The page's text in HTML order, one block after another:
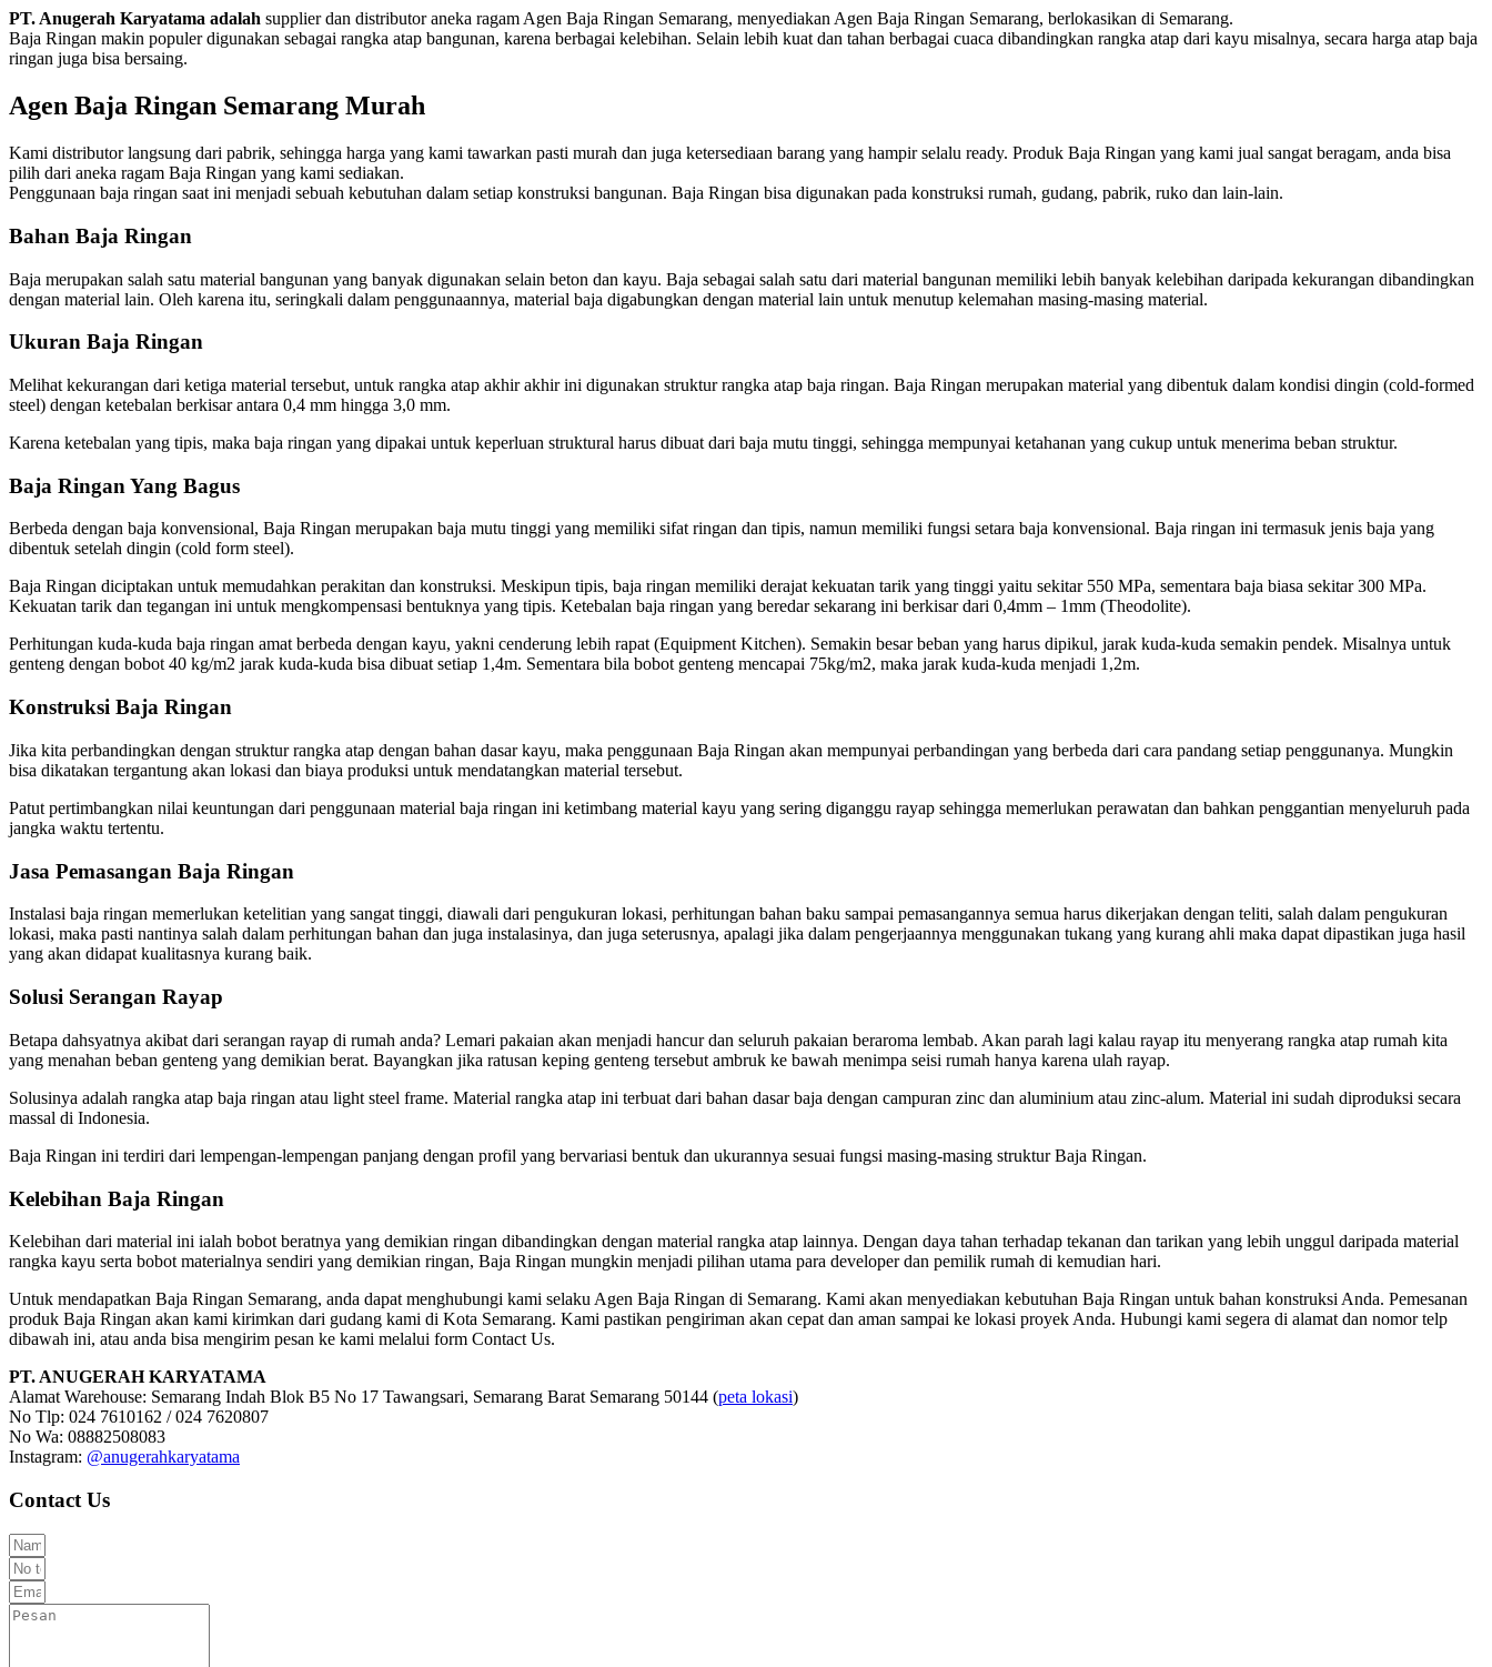
PT. Anugerah Karyatama adalah supplier dan distributor aneka ragam Agen Baja Ringan Semarang, menyediakan Agen Baja Ringan Semarang, berlokasikan di Semarang.
Baja Ringan makin populer digunakan sebagai rangka atap bangunan, karena berbagai kelebihan. Selain lebih kuat dan tahan berbagai cuaca dibandingkan rangka atap dari kayu misalnya, secara harga atap baja
ringan juga bisa bersaing.
Agen Baja Ringan Semarang Murah
Kami distributor langsung dari pabrik, sehingga harga yang kami tawarkan pasti murah dan juga ketersediaan barang yang hampir selalu ready. Produk Baja Ringan yang kami jual sangat beragam, anda bisa
pilih dari aneka ragam Baja Ringan yang kami sediakan.
Penggunaan baja ringan saat ini menjadi sebuah kebutuhan dalam setiap konstruksi bangunan. Baja Ringan bisa digunakan pada konstruksi rumah, gudang, pabrik, ruko dan lain-lain.
Bahan Baja Ringan
Baja merupakan salah satu material bangunan yang banyak digunakan selain beton dan kayu. Baja sebagai salah satu dari material bangunan memiliki lebih banyak kelebihan daripada kekurangan dibandingkan
dengan material lain. Oleh karena itu, seringkali dalam penggunaannya, material baja digabungkan dengan material lain untuk menutup kelemahan masing-masing material.
Ukuran Baja Ringan
Melihat kekurangan dari ketiga material tersebut, untuk rangka atap akhir akhir ini digunakan struktur rangka atap baja ringan. Baja Ringan merupakan material yang dibentuk dalam kondisi dingin (cold-formed
steel) dengan ketebalan berkisar antara 0,4 mm hingga 3,0 mm.
Karena ketebalan yang tipis, maka baja ringan yang dipakai untuk keperluan struktural harus dibuat dari baja mutu tinggi, sehingga mempunyai ketahanan yang cukup untuk menerima beban struktur.
Baja Ringan Yang Bagus
Berbeda dengan baja konvensional, Baja Ringan merupakan baja mutu tinggi yang memiliki sifat ringan dan tipis, namun memiliki fungsi setara baja konvensional. Baja ringan ini termasuk jenis baja yang
dibentuk setelah dingin (cold form steel).
Baja Ringan diciptakan untuk memudahkan perakitan dan konstruksi. Meskipun tipis, baja ringan memiliki derajat kekuatan tarik yang tinggi yaitu sekitar 550 MPa, sementara baja biasa sekitar 300 MPa.
Kekuatan tarik dan tegangan ini untuk mengkompensasi bentuknya yang tipis. Ketebalan baja ringan yang beredar sekarang ini berkisar dari 0,4mm – 1mm (Theodolite).
Perhitungan kuda-kuda baja ringan amat berbeda dengan kayu, yakni cenderung lebih rapat (Equipment Kitchen). Semakin besar beban yang harus dipikul, jarak kuda-kuda semakin pendek. Misalnya untuk
genteng dengan bobot 40 kg/m2 jarak kuda-kuda bisa dibuat setiap 1,4m. Sementara bila bobot genteng mencapai 75kg/m2, maka jarak kuda-kuda menjadi 1,2m.
Konstruksi Baja Ringan
Jika kita perbandingkan dengan struktur rangka atap dengan bahan dasar kayu, maka penggunaan Baja Ringan akan mempunyai perbandingan yang berbeda dari cara pandang setiap penggunanya. Mungkin
bisa dikatakan tergantung akan lokasi dan biaya produksi untuk mendatangkan material tersebut.
Patut pertimbangkan nilai keuntungan dari penggunaan material baja ringan ini ketimbang material kayu yang sering diganggu rayap sehingga memerlukan perawatan dan bahkan penggantian menyeluruh pada
jangka waktu tertentu.
Jasa Pemasangan Baja Ringan
Instalasi baja ringan memerlukan ketelitian yang sangat tinggi, diawali dari pengukuran lokasi, perhitungan bahan baku sampai pemasangannya semua harus dikerjakan dengan teliti, salah dalam pengukuran
lokasi, maka pasti nantinya salah dalam perhitungan bahan dan juga instalasinya, dan juga seterusnya, apalagi jika dalam pengerjaannya menggunakan tukang yang kurang ahli maka dapat dipastikan juga hasil
yang akan didapat kualitasnya kurang baik.
Solusi Serangan Rayap
Betapa dahsyatnya akibat dari serangan rayap di rumah anda? Lemari pakaian akan menjadi hancur dan seluruh pakaian beraroma lembab. Akan parah lagi kalau rayap itu menyerang rangka atap rumah kita
yang menahan beban genteng yang demikian berat. Bayangkan jika ratusan keping genteng tersebut ambruk ke bawah menimpa seisi rumah hanya karena ulah rayap.
Solusinya adalah rangka atap baja ringan atau light steel frame. Material rangka atap ini terbuat dari bahan dasar baja dengan campuran zinc dan aluminium atau zinc-alum. Material ini sudah diproduksi secara
massal di Indonesia.
Baja Ringan ini terdiri dari lempengan-lempengan panjang dengan profil yang bervariasi bentuk dan ukurannya sesuai fungsi masing-masing struktur Baja Ringan.
Kelebihan Baja Ringan
Kelebihan dari material ini ialah bobot beratnya yang demikian ringan dibandingkan dengan material rangka atap lainnya. Dengan daya tahan terhadap tekanan dan tarikan yang lebih unggul daripada material
rangka kayu serta bobot materialnya sendiri yang demikian ringan, Baja Ringan mungkin menjadi pilihan utama para developer dan pemilik rumah di kemudian hari.
Untuk mendapatkan Baja Ringan Semarang, anda dapat menghubungi kami selaku Agen Baja Ringan di Semarang. Kami akan menyediakan kebutuhan Baja Ringan untuk bahan konstruksi Anda. Pemesanan
produk Baja Ringan akan kami kirimkan dari gudang kami di Kota Semarang. Kami pastikan pengiriman akan cepat dan aman sampai ke lokasi proyek Anda. Hubungi kami segera di alamat dan nomor telp
dibawah ini, atau anda bisa mengirim pesan ke kami melalui form Contact Us.
PT. ANUGERAH KARYATAMA
Alamat Warehouse: Semarang Indah Blok B5 No 17 Tawangsari, Semarang Barat Semarang 50144 (peta lokasi)
No Tlp: 024 7610162 / 024 7620807
No Wa: 08882508083
Instagram: @anugerahkaryatama
Contact Us